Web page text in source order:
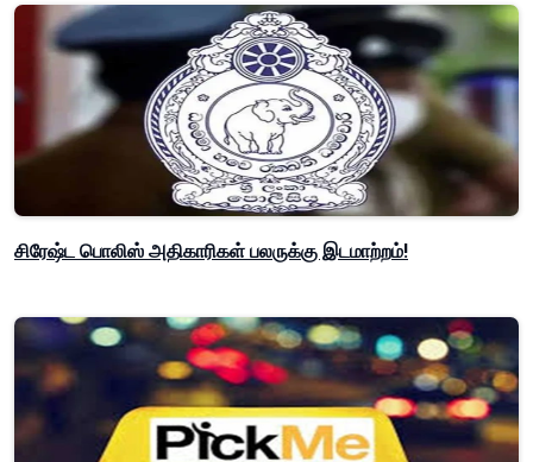
சிரேஷ்ட பொலிஸ் அதிகாரிகள் பலருக்கு இடமாற்றம்!